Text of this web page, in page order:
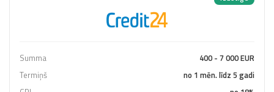
Summa
400 - 7 000 EUR
Termiņš
no 1 mēn. līdz 5 gadi